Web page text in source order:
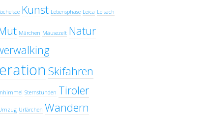
Kunst Lebensphase Leica Loisach
Märchen Mäusezelt Natur
Skifahren
Sternstunden Tiroler
Urlärchen Wandern